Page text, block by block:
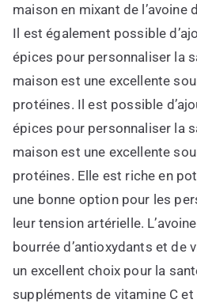
maison en mixant de l’avoine
Il est également possible
épices pour personnaliser la
maison est une excellente
protéines. Il est possible
épices pour personnaliser la
maison est une excellente
protéines. Elle est riche en
une bonne option pour les
leur tension artérielle.
bourrée d’antioxydants et de
un excellent choix pour la
suppléments de vitamine C